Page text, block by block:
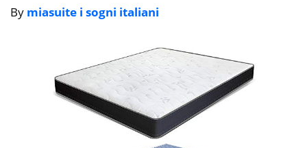
By miasuite i sogni italiani